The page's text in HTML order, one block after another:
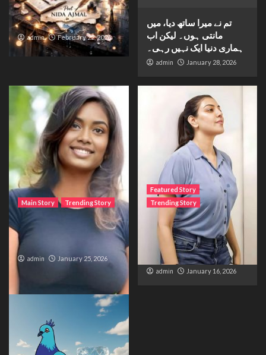
Waiting for sunshine
admin February 22, 2026
تم نے میرا ساتھ دیا، میں
مانتی ہوں۔ لیکن اب
ہماری دنیا ایک نہیں رہی۔
admin January 28, 2026
Main Story Trending Story
The Bride from the
Accident
admin January 25, 2026
Featured Story
Trending Story
The Silent Wait – A Life
Trapped Between
Distance and Duty
admin January 16, 2026